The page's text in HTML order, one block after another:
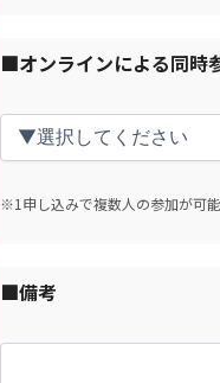
■オンラインによる同時
※1申し込みで複数人の参加が可
■備考